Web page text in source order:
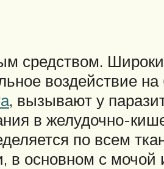
средством.
воздействие
, вызывают у
в желудочно-
по всем
в основном с мочой